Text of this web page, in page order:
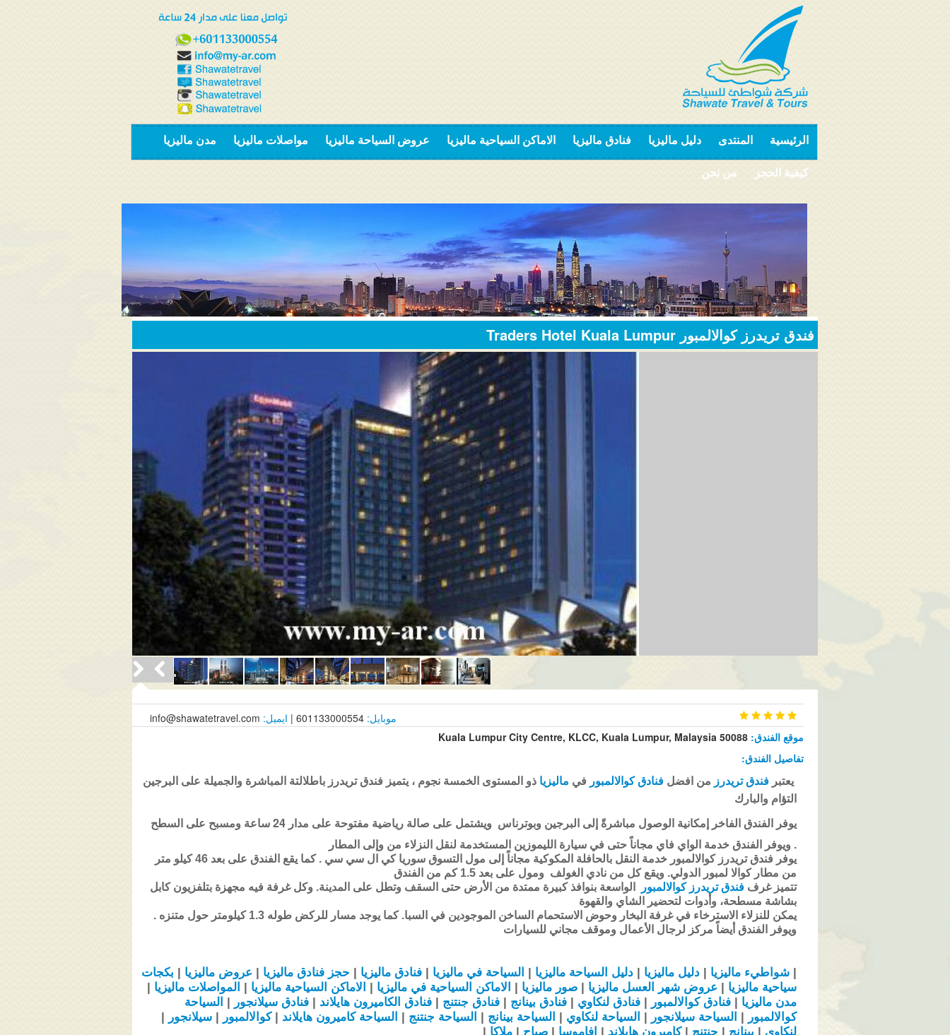
الرئيسية المنتدى دليل ماليزيا فنادق ماليزيا الاماكن السياحية ماليزيا عروض السياحة ماليزيا مواصلات ماليزيا مدن ماليزيا
كيفية الحجز من نحن
فندق تريدرز كوالالمبور Traders Hotel Kuala Lumpur
موبايل: 601133000554 | ايميل: info@shawatetravel.com
موقع الفندق: Kuala Lumpur City Centre, KLCC, Kuala Lumpur, Malaysia 50088
تفاصيل الفندق:
يعتبر فندق تريدرز من افضل فنادق كوالالمبور في ماليزيا ذو المستوى الخمسة نجوم ، يتميز فندق تريدرز باطلالتة المباشرة والجميلة على البرجين
التؤام والبارك
يوفر الفندق الفاخر إمكانية الوصول مباشرةً إلى البرجين وبوترناس ويشتمل على صالة رياضية مفتوحة على مدار 24 ساعة ومسبح على السطح
. ويوفر الفندق خدمة الواي فاي مجاناً حتى في سيارة الليموزين المستخدمة لنقل النزلاء من وإلى المطار
يوفر فندق تريدرز كوالالمبور خدمة النقل بالحافلة المكوكية مجاناً إلى مول التسوق سوريا كي ال سي سي . كما يقع الفندق على بعد 46 كيلو متر
من مطار كوالا لمبور الدولي. ويقع كل من نادي الغولف ومول على بعد 1.5 كم من الفندق
تتميز غرف فندق تريدرز كوالالمبور
الواسعة بنوافذ كبيرة ممتدة من الأرض حتى السقف وتطل على المدينة. وكل غرفة فيه مجهزة بتلفزيون كابل
بشاشة مسطحة، وأدوات لتحضير الشاي والقهوة
يمكن للنزلاء الاسترخاء في غرفة البخار وحوض الاستحمام الساخن الموجودين في السبا. كما يوجد مسار للركض طوله 1.3 كيلومتر
حول متنزه .
ويوفر الفندق أيضاً مركز لرجال الأعمال وموقف مجاني للسيارات
شواطيء ماليزيا دليل ماليزيا دليل السياحة ماليزيا السياحة في ماليزيا فنادق ماليزيا حجز فنادق ماليزيا عروض ماليزيا
بكجات
سياحية ماليزيا عروض شهر العسل ماليزيا صور ماليزيا الاماكن السياحية في ماليزيا الاماكن السياحية ماليزيا المواصلات ماليزيا
مدن ماليزيا فنادق كوالالمبور فنادق لنكاوي فنادق بينانج فنادق جنتنج فنادق الكاميرون هايلاند فنادق سيلانجور
السياحة
كوالالمبور
السياحة سيلانجور السياحة لنكاوي السياحة بينانج السياحة جنتنج السياحةكاميرون هايلاند |كوالالمبور سيلانجور
لنكاوي
بينانج جنتنج |كاميرون هايلاند افاموسا صباح ملاكا